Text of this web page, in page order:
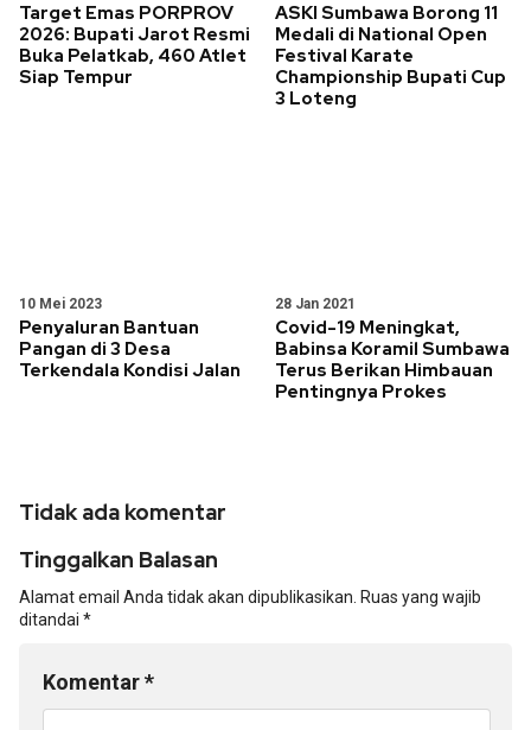
Target Emas PORPROV
2026: Bupati Jarot Resmi
Buka Pelatkab, 460 Atlet
Siap Tempur
ASKI Sumbawa Borong 11
Medali di National Open
Festival Karate
Championship Bupati Cup
3 Loteng
10 Mei 2023
Penyaluran Bantuan
Pangan di 3 Desa
Terkendala Kondisi Jalan
28 Jan 2021
Covid-19 Meningkat,
Babinsa Koramil Sumbawa
Terus Berikan Himbauan
Pentingnya Prokes
Tidak ada komentar
Tinggalkan Balasan
Alamat email Anda tidak akan dipublikasikan. Ruas yang wajib
ditandai *
Komentar*